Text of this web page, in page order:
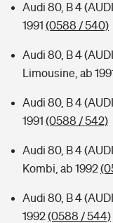
Audi 80, B 4
1991 (0588 / 540)
Audi 80, B 4
Limousine, ab
Audi 80, B 4
1991 (0588 / 542)
Audi 80, B 4
Kombi, ab 1992
Audi 80, B 4
1992(0588 / 544)